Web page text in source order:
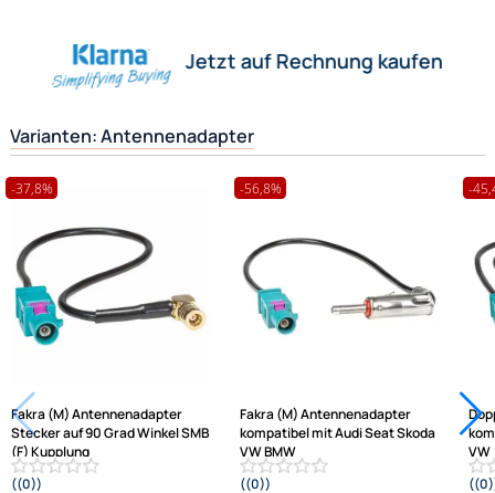
Herstellerinformationen
passende Produkte
Ähnliche Produkte anzeigen
Frage zum Artikel stellen
Jetzt auf Rechnung kaufen
-37,8% -56,8%
Ultramall
Wir versenden mit
Unsere Leistungen